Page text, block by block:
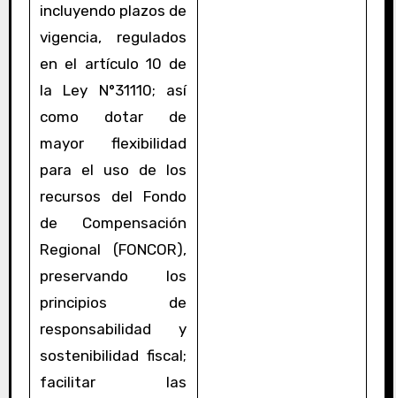
incluyendo plazos de
vigencia, regulados
en el artículo 10 de
la Ley N°31110; así
como dotar de
mayor flexibilidad
para el uso de los
recursos del Fondo
de Compensación
Regional (FONCOR),
preservando los
principios de
responsabilidad y
sostenibilidad fiscal;
facilitar las